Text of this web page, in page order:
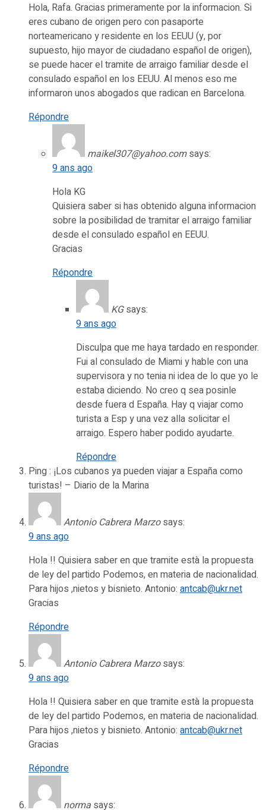
Hola, Rafa. Gracias primeramente por la informacion. Si
eres cubano de origen pero con pasaporte
norteamericano y residente en los EEUU (y, por
supuesto, hijo mayor de ciudadano español de origen),
se puede hacer el tramite de arraigo familiar desde el
consulado español en los EEUU. Al menos eso me
informaron unos abogados que radican en Barcelona.
Répondre
maikel307@yahoo.com says:
9 ans ago
Hola KG
Quisiera saber si has obtenido alguna informacion
sobre la posibilidad de tramitar el arraigo familiar
desde el consulado español en EEUU.
Gracias
Répondre
KG says:
9 ans ago
Disculpa que me haya tardado en responder.
Fui al consulado de Miami y hable con una
supervisora y no tenia ni idea de lo que yo le
estaba diciendo. No creo q sea posinle
desde fuera d España. Hay q viajar como
turista a Esp y una vez alla solicitar el
arraigo. Espero haber podido ayudarte.
Répondre
Ping : ¡Los cubanos ya pueden viajar a España como
turistas! – Diario de la Marina
Antonio Cabrera Marzo says:
9 ans ago
Hola !! Quisiera saber en que tramite està la propuesta
de ley del partido Podemos, en materia de nacionalidad.
Para hijos ,nietos y bisnieto. Antonio: antcab@ukr.net
Gracias
Répondre
Antonio Cabrera Marzo says:
9 ans ago
Hola !! Quisiera saber en que tramite està la propuesta
de ley del partido Podemos, en materia de nacionalidad.
Para hijos ,nietos y bisnieto. Antonio: antcab@ukr.net
Gracias
Répondre
norma says: